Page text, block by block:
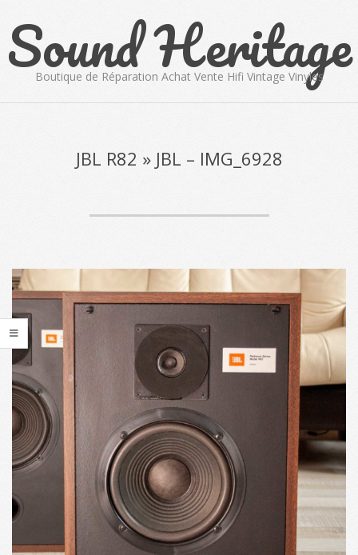
content
Sound Heritage
Boutique de Réparation Achat Vente Hifi Vintage Vinyles
JBL R82 » JBL – IMG_6928